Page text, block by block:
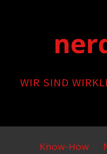
WIR SIND
Know-How